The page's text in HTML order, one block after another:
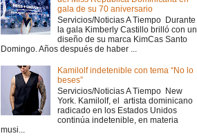
gala de su 70 aniversario
Servicios/Noticias A Tiempo Durante
la gala Kimberly Castillo brilló con un
diseño de su marca KimCas Santo
Domingo. Años después de haber ...
Kamilolf indetenible con tema “No lo
beses”
Servicios/Noticias A Tiempo New
York. Kamilolf, el artista dominicano
radicado en los Estados Unidos
continúa indetenible, en materia
musi...